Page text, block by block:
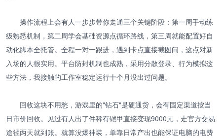
操作流程上会有人一步步带你走通三个关键阶段：第一周手动练
级熟悉机制，第二周学会基础资源点循环路线，第三周就能配置好自
动化脚本全托管。全程一对一跟进，遇到卡点直接截图问，这点对新
入场的人很实用。平台防封机制也成熟，采用分散登录、行为模拟这
些方法，我接触的工作室稳定运行十个月没出过问题。
回收这块不用愁，游戏里的"钻石"是硬通货，会有固定渠道按当
日市价回收。见过有人出了件稀有铠甲直接变现9000元，走官方交易
途径两天就到账。就算没爆神装，单靠日常产出也能保证电脑的电费